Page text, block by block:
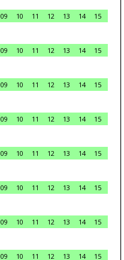
09 10 11 12 13 14
15
09 10 11 12 13 14
15
09 10 11 12 13 14
15
09 10 11 12 13 14
15
09 10 11 12 13 14
15
09 10 11 12 13 14
15
09 10 11 12 13 14
15
09 10 11 12 13 14
15